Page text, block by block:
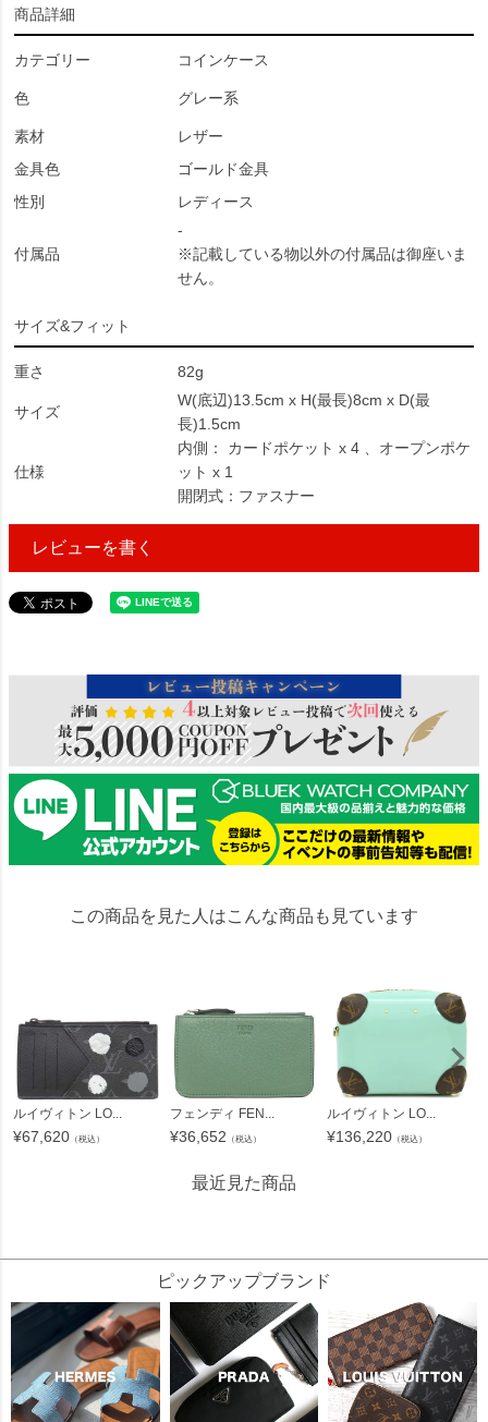
商品詳細
カテゴリー コインケース
色 グレー系
素材
レザー
金具色
ゴールド金具
性別
レディース
付属品
-
※記載している物以外の付属品は御座いま
せん。
サイズ&フィット
重さ 82g
サイズ
W(底辺)13.5cm x H(最長)8cm x D(最
長)1.5cm
仕様
内側： カードポケット x 4 、オープンポケ
ット x 1
開閉式：ファスナー
レビューを書く
この商品を見た人はこんな商品も見ています
ルイヴィトン LO...
¥67,620 （税込）
フェンディ FEN...
¥36,652 （税込）
ルイヴィトン LO...
¥136,220 （税込）
最近見た商品
ピックアップブランド